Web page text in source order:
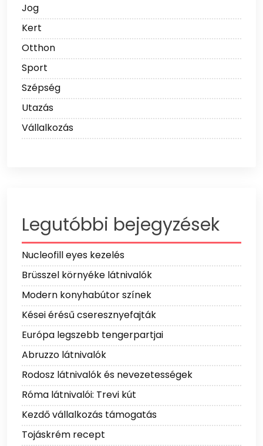
Jog
Kert
Otthon
Sport
Szépség
Utazás
Vállalkozás
Legutóbbi bejegyzések
Nucleofill eyes kezelés
Brüsszel környéke látnivalók
Modern konyhabútor színek
Kései érésű cseresznyefajták
Európa legszebb tengerpartjai
Abruzzo látnivalók
Rodosz látnivalók és nevezetességek
Róma látnivalói: Trevi kút
Kezdő vállalkozás támogatás
Tojáskrém recept